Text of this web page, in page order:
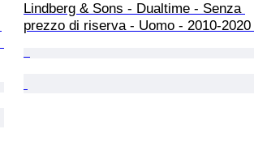
Lindberg & Sons - Dualtime - Senza
prezzo di riserva - Uomo - 2010-2020